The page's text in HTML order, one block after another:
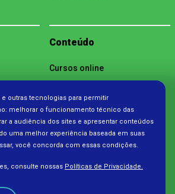
Conteúdo
Cursos online
Podcasts
Materiais pedagógicos
Publicações
Trilhas
outras tecnologias para permitir
melhorar o funcionamento técnico das
a audiência dos sites e apresentar conteúdos
uma melhor experiência baseada em suas
você concorda com essas condições.
consulte nossas Políticas de Privacidade.